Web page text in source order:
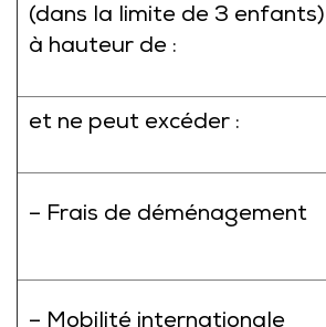
(dans la limite de 3 enfants)
à hauteur de :
et ne peut excéder :
– Frais de déménagement